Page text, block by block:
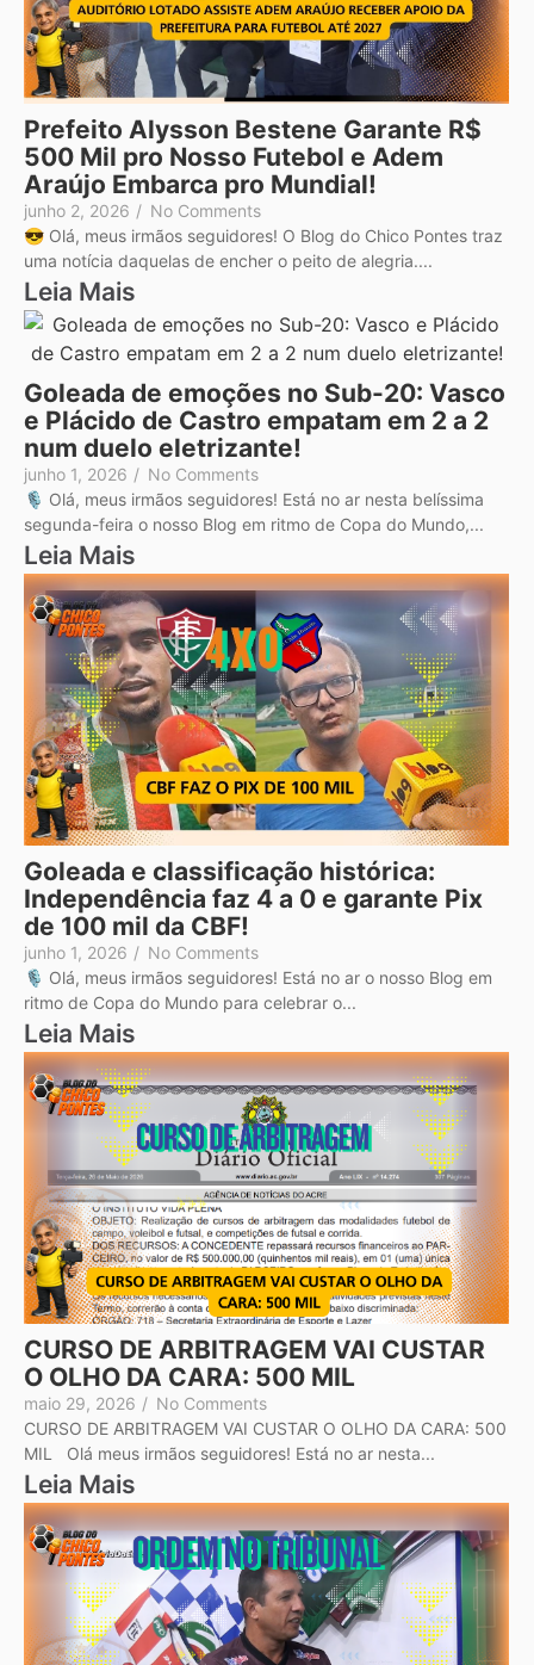
Prefeito Alysson Bestene Garante R$
500 Mil pro Nosso Futebol e Adem
Araújo Embarca pro Mundial!
junho 2, 2026 / No Comments
😎 Olá, meus irmãos seguidores! O Blog do Chico Pontes traz
uma notícia daquelas de encher o peito de alegria....
Leia Mais
Goleada de emoções no Sub-20: Vasco
e Plácido de Castro empatam em 2 a 2
num duelo eletrizante!
junho 1, 2026 / No Comments
🎙️ Olá, meus irmãos seguidores! Está no ar nesta belíssima
segunda-feira o nosso Blog em ritmo de Copa do Mundo,...
Leia Mais
Goleada e classificação histórica:
Independência faz 4 a 0 e garante Pix
de 100 mil da CBF!
junho 1, 2026 / No Comments
🎙️ Olá, meus irmãos seguidores! Está no ar o nosso Blog em
ritmo de Copa do Mundo para celebrar o...
Leia Mais
CURSO DE ARBITRAGEM VAI CUSTAR
O OLHO DA CARA: 500 MIL
maio 29, 2026 / No Comments
CURSO DE ARBITRAGEM VAI CUSTAR O OLHO DA CARA: 500
MIL Olá meus irmãos seguidores! Está no ar nesta...
Leia Mais